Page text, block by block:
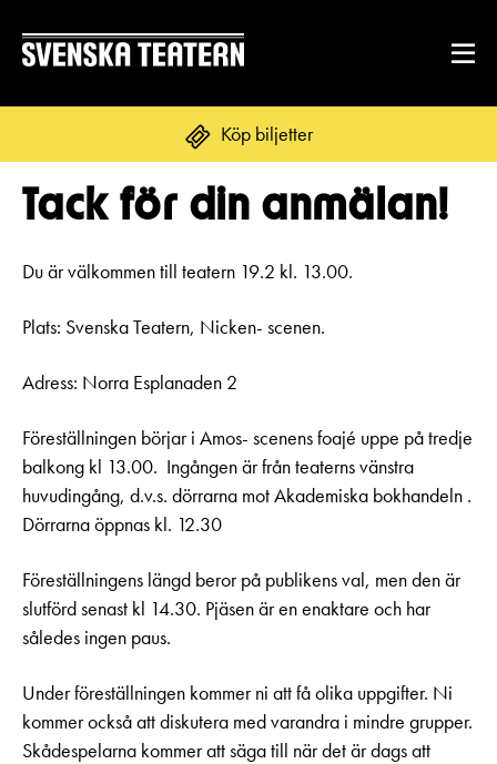
Köp biljetter
Suomi Svenska English
REPERTOAR & BILJETTER
Repertoar
Biljetter
Unga
Presentkort
Mat & dryck
Publikarbete
Textning
Tillgänglighet
Frågor & svar
Platskarta
Grupper & teaterombud
Pedagognätverk & skolgrupper
Guidning
OM SVENSKA TEATERN
Aktuellt
Teaterns verksamhet
Ensemble
Historia
Kontaktuppgifter
Tack för din anmälan!
Du är välkommen till teatern 19.2 kl. 13.00.
Plats: Svenska Teatern, Nicken- scenen.
Adress: Norra Esplanaden 2
Föreställningen börjar i Amos- scenens foajé uppe på tredje
balkong kl 13.00. Ingången är från teaterns vänstra
huvudingång, d.v.s. dörrarna mot Akademiska bokhandeln .
Dörrarna öppnas kl. 12.30
Föreställningens längd beror på publikens val, men den är
slutförd senast kl 14.30. Pjäsen är en enaktare och har
således ingen paus.
Under föreställningen kommer ni att få olika uppgifter. Ni
kommer också att diskutera med varandra i mindre grupper.
Skådespelarna kommer att säga till när det är dags att